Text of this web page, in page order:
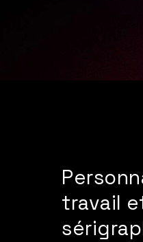
travail